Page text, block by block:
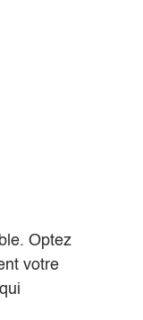
Optez
votre